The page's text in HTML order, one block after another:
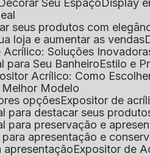
Seu Espaço
Display
seus produtos com
loja e aumentar as vendas
Acrílico: Soluções
para Seu Banheiro
Estilo e
Acrílico: Como
Melhor Modelo
opções Expositor de
para destacar seus
para preservação e
apresentação e
apresentação Expositor de